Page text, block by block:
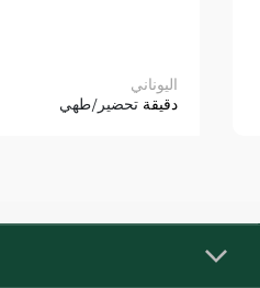
اليوناني
دقيقة تحضير/طهي